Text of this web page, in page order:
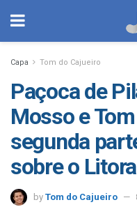
Capa Tom do Cajueiro
Paçoca de
Mosso e
segunda
sobre o
by Tom do Cajueiro